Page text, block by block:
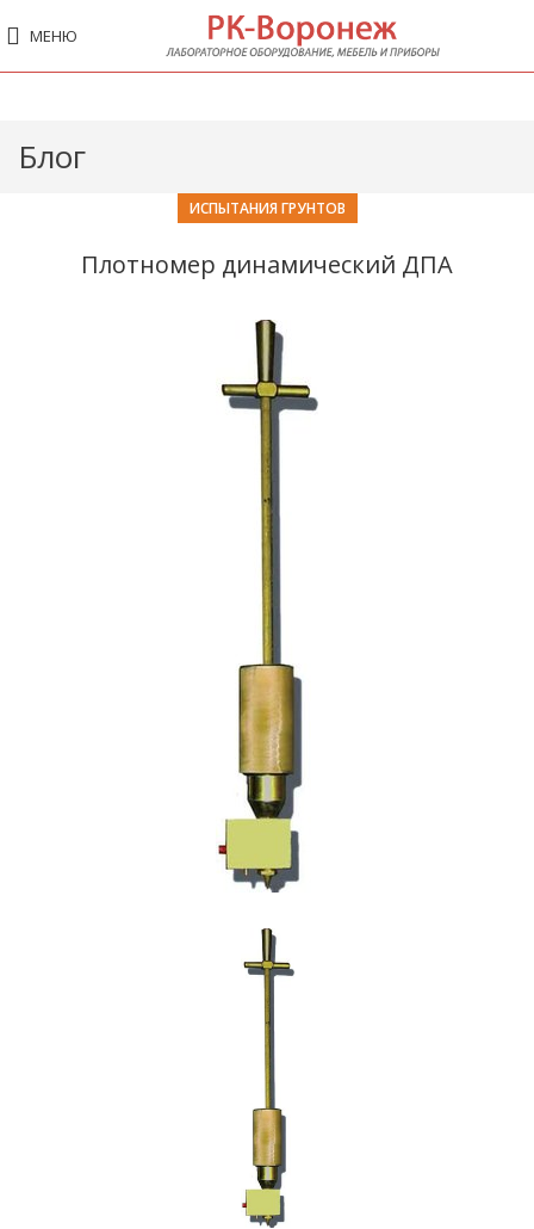
МЕНЮ
Блог
ИСПЫТАНИЯ ГРУНТОВ
Плотномер динамический ДПА